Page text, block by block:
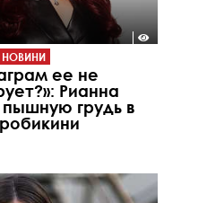
НОВИНИ
ее не
Рианна
пышную грудь в